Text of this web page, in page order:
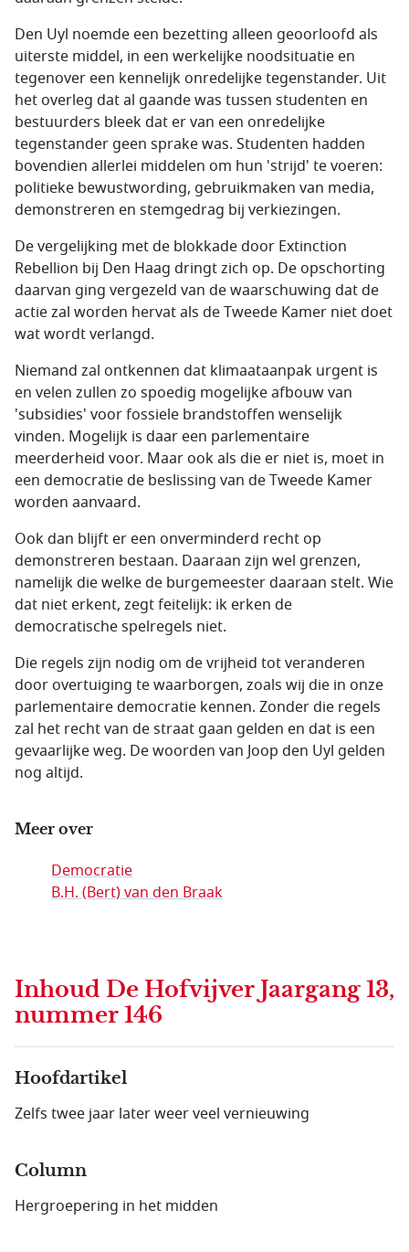
Den Uyl noemde een bezetting alleen geoorloofd als
uiterste middel, in een werkelijke noodsituatie en
tegenover een kennelijk onredelijke tegenstander. Uit
het overleg dat al gaande was tussen studenten en
bestuurders bleek dat er van een onredelijke
tegenstander geen sprake was. Studenten hadden
bovendien allerlei middelen om hun 'strijd' te voeren:
politieke bewustwording, gebruikmaken van media,
demonstreren en stemgedrag bij verkiezingen.
De vergelijking met de blokkade door Extinction
Rebellion bij Den Haag dringt zich op. De opschorting
daarvan ging vergezeld van de waarschuwing dat de
actie zal worden hervat als de Tweede Kamer niet doet
wat wordt verlangd.
Niemand zal ontkennen dat klimaataanpak urgent is
en velen zullen zo spoedig mogelijke afbouw van
'subsidies' voor fossiele brandstoffen wenselijk
vinden. Mogelijk is daar een parlementaire
meerderheid voor. Maar ook als die er niet is, moet in
een democratie de beslissing van de Tweede Kamer
worden aanvaard.
Ook dan blijft er een onverminderd recht op
demonstreren bestaan. Daaraan zijn wel grenzen,
namelijk die welke de burgemeester daaraan stelt. Wie
dat niet erkent, zegt feitelijk: ik erken de
democratische spelregels niet.
Die regels zijn nodig om de vrijheid tot veranderen
door overtuiging te waarborgen, zoals wij die in onze
parlementaire democratie kennen. Zonder die regels
zal het recht van de straat gaan gelden en dat is een
gevaarlijke weg. De woorden van Joop den Uyl gelden
nog altijd.
Meer over
Democratie
B.H. (Bert) van den Braak
Inhoud De Hofvijver Jaargang 13,
nummer 146
Hoofdartikel
Zelfs twee jaar later weer veel vernieuwing
Column
Hergroepering in het midden